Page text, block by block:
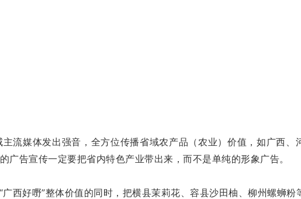
流媒体发出强音，全方位传播省域农产品（农业）价值，如广西、
告宣传一定要把省内特色产业带出来，而不是单纯的形象广告。
西好嘢”整体价值的同时，把横县茉莉花、容县沙田柚、柳州螺蛳粉